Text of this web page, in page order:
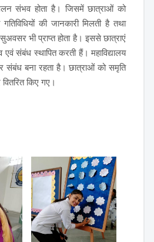
संभव होता है। जिसमें छात्राओं को
की जानकारी मिलती है तथा
भी प्राप्त होता है। इससे छात्राएं
एवं संबंध स्थापित करती हैं। महाविद्यालय
संबंध बना रहता है। छात्राओं को समृति
किए गए।